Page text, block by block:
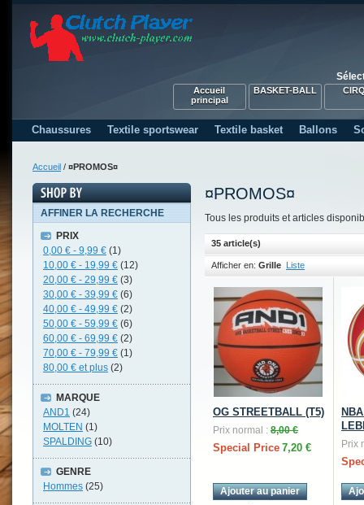
Accueil
principal
BASKET-BALL
Chaussures Textile sportswear Textile basket Ballons
Accueil / ¤PROMOS¤
¤PROMOS¤
Tous les produits et articles
35 article(s)
Afficher en: Grille Liste
OG STREETBALL (T5)
Prix normal : 8,00 €
Special Price 7,20 €
Ajouter au panier
Prix
AFFINER LA RECHERCHE
PRIX
0,00 € - 9,99 € (1)
10,00 € - 19,99 € (12)
20,00 € - 29,99 € (3)
30,00 € - 39,99 € (6)
40,00 € - 49,99 € (2)
50,00 € - 59,99 € (6)
60,00 € - 69,99 € (2)
70,00 € - 79,99 € (1)
80,00 € et plus (2)
MARQUE
AND1 (24)
MOLTEN (1)
SPALDING (10)
GENRE
Hommes (25)